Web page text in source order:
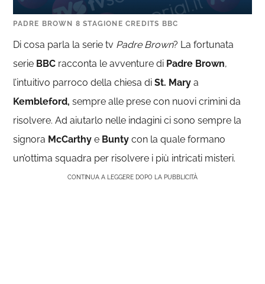
PADRE BROWN 8 STAGIONE CREDITS BBC
Di cosa parla la serie tv Padre Brown? La fortunata
serie BBC racconta le avventure di Padre Brown,
l’intuitivo parroco della chiesa diSt. Marya
Kembleford,sempre alle prese con nuovi crimini da
risolvere. Ad aiutarlo nelle indagini ci sono sempre la
signora McCarthy e Buntycon la quale formano
un’ottima squadra per risolvere i più intricati misteri.
CONTINUA A LEGGERE DOPO LA PUBBLICITÀ